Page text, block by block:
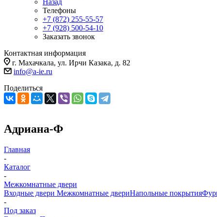
Назад
Телефоны
+7 (872) 255-55-57
+7 (928) 500-54-10
Заказать звонок
Контактная информация
г. Махачкала, ул. Ирчи Казака, д. 82
info@a-ie.ru
Поделиться
Адриана-Ф
Главная
-
Каталог
-
Межкомнатные двери
Входные двери Межкомнатные двериНапольные покрытия
-
Под заказ